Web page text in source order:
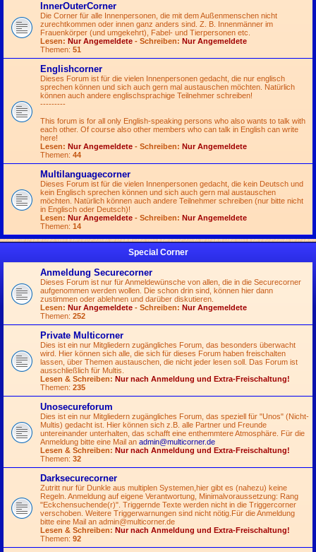
InnerOuterCorner
Die Corner für alle Innenpersonen, die mit dem Außenmenschen nicht
zurechtkommen oder innen ganz anders sind. Z. B. Innenmänner im
Frauenkörper (und umgekehrt), Fabel- und Tierpersonen etc.
Lesen: Nur Angemeldete - Schreiben: Nur Angemeldete
Themen: 51
Englishcorner
Dieses Forum ist für die vielen Innenpersonen gedacht, die nur englisch
sprechen können und sich auch gern mal austauschen möchten. Natürlich
können auch andere englischsprachige Teilnehmer schreiben!
---------
This forum is for all only English-speaking persons who also wants to talk with
each other. Of course also other members who can talk in English can write
here!
Lesen: Nur Angemeldete - Schreiben: Nur Angemeldete
Themen: 44
Multilanguagecorner
Dieses Forum ist für die vielen Innenpersonen gedacht, die kein Deutsch und
kein Englisch sprechen können und sich auch gern mal austauschen
möchten. Natürlich können auch andere Teilnehmer schreiben (nur bitte nicht
in Englisch oder Deutsch)!
Lesen: Nur Angemeldete - Schreiben: Nur Angemeldete
Themen: 14
Special Corner
Anmeldung Securecorner
Dieses Forum ist nur für Anmeldewünsche von allen, die in die Securecorner
aufgenommen werden wollen. Die schon drin sind, können hier dann
zustimmen oder ablehnen und darüber diskutieren.
Lesen: Nur Angemeldete - Schreiben: Nur Angemeldete
Themen: 252
Private Multicorner
Dies ist ein nur Mitgliedern zugängliches Forum, das besonders überwacht
wird. Hier können sich alle, die sich für dieses Forum haben freischalten
lassen, über Themen austauschen, die nicht jeder lesen soll. Das Forum ist
ausschließlich für Multis.
Lesen & Schreiben: Nur nach Anmeldung und Extra-Freischaltung!
Themen: 235
Unosecureforum
Dies ist ein nur Mitgliedern zugängliches Forum, das speziell für "Unos" (Nicht-
Multis) gedacht ist. Hier können sich z.B. alle Partner und Freunde
untereinander unterhalten, das schafft eine enthemmtere Atmosphäre. Für die
Anmeldung bitte eine Mail an admin@multicorner.de
Lesen & Schreiben: Nur nach Anmeldung und Extra-Freischaltung!
Themen: 32
Darksecurecorner
Zutritt nur für Dunkle aus multiplen Systemen,hier gibt es (nahezu) keine
Regeln. Anmeldung auf eigene Verantwortung, Minimalvoraussetzung: Rang
"Eckchensuchende(r)". Triggernde Texte werden nicht in die Triggercorner
verschoben. Weitere Triggerwarnungen sind nicht nötig.Für die Anmeldung
bitte eine Mail an admin@multicorner.de
Lesen & Schreiben: Nur nach Anmeldung und Extra-Freischaltung!
Themen: 92